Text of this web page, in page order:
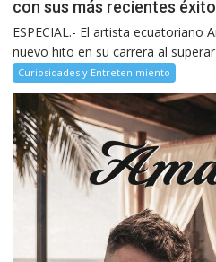
con sus más recientes
ESPECIAL.- El artista ecuatoriano
nuevo hito en su carrera al superar
Curiosidades y Entretenimiento